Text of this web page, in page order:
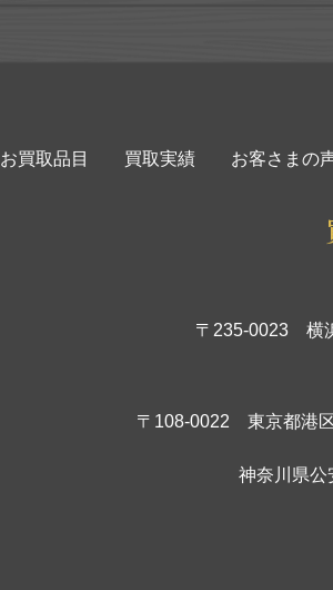
お買取品目 買取実績 お客さまの
〒235-0023 横
〒108-0022 東京都港
神奈川県